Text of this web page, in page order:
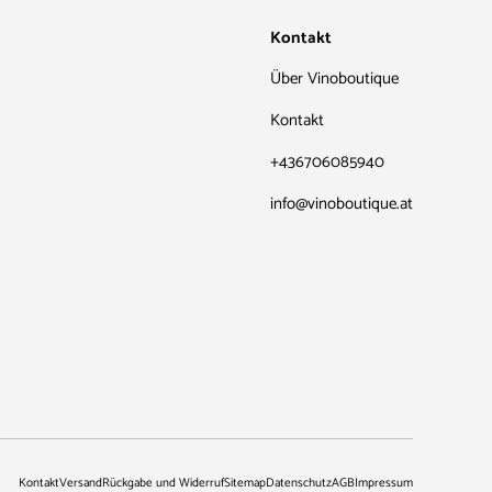
Kontakt
Über Vinoboutique
Kontakt
+436706085940
info@vinoboutique.at
KontaktVersandRückgabe und WiderrufSitemapDatenschutzAGBImpressum